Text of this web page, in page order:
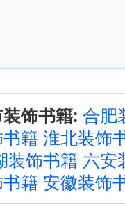
饰书籍: 合肥
籍 淮北装饰
装饰书籍 六安
籍 安徽装饰